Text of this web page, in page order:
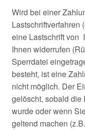
Wird bei einer
Lastschriftverfahren
eine Lastschrift von
Ihnen widerrufen
Sperrdatei
besteht, ist eine
nicht möglich. Der
gelöscht, sobald
wurde oder wenn
geltend machen